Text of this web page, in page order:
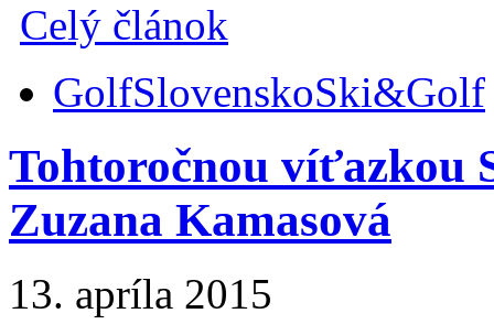
Celý článok
GolfSlovenskoSki&Golf
Tohtoročnou víťazkou
Zuzana Kamasová
13. apríla 2015